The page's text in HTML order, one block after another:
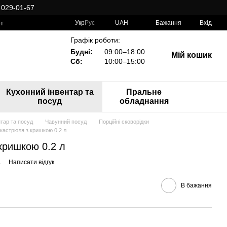
01-67
УкрРус UAH Бажання Вхід
Графік роботи:
Будні:
09:00–18:00
Сб:
10:00–15:00
Мій кошик
Кухонний інвентар та
посуд
Пральне
обладнання
та посуд Чавунний посуд
Порційні сковорідки
кастрюля з кришкою 0.2 л
0.2 л
Написати відгук
В бажання